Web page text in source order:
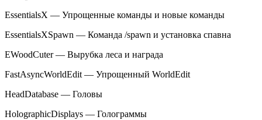
EssentialsX — Упрощенные команды и новые команды
EssentialsXSpawn — Команда /spawn и установка спавна
EWoodCuter — Вырубка леса и награда
FastAsyncWorldEdit — Упрощенный WorldEdit
HeadDatabase — Головы
HolographicDisplays — Голограммы